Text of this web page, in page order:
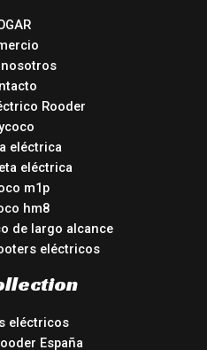
Rooder
eléctrica
eléctrica
m1p
hm8
de largo alcance
eléctricos
eléctricos
España